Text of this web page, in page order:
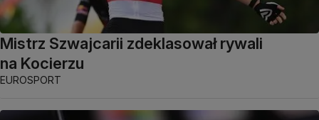
Mistrz Szwajcarii zdeklasował rywali
na Kocierzu
EUROSPORT